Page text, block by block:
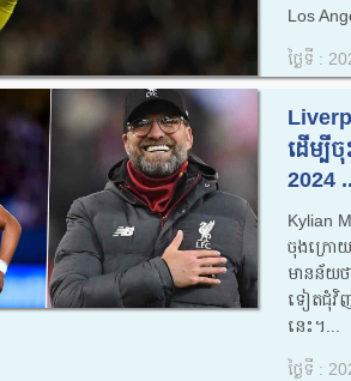
Los
ថ្ងៃទី :
ដើម្បី
2024
Kylian
ចុងក្រោ
មានន័យថ
ទៀតជុំវិញ
នេះ។...
ថ្ងៃទី :